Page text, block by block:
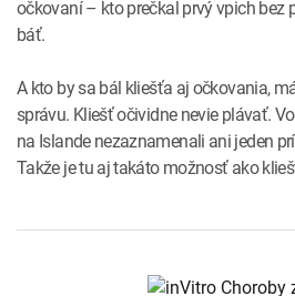
očkovaní – kto prečkal prvý vpich bez
báť.
A kto by sa bál kliešťa aj očkovania,
správu. Kliešť očividne nevie plávať.
na Islande nezaznamenali ani jeden
Takže je tu aj takáto možnosť ako